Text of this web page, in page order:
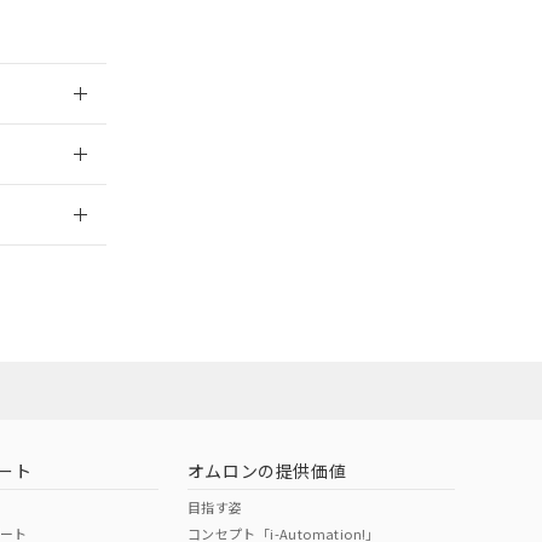
ト
ト
オムロンの提供価値
目指す姿
コンセプト「i-Automation!」